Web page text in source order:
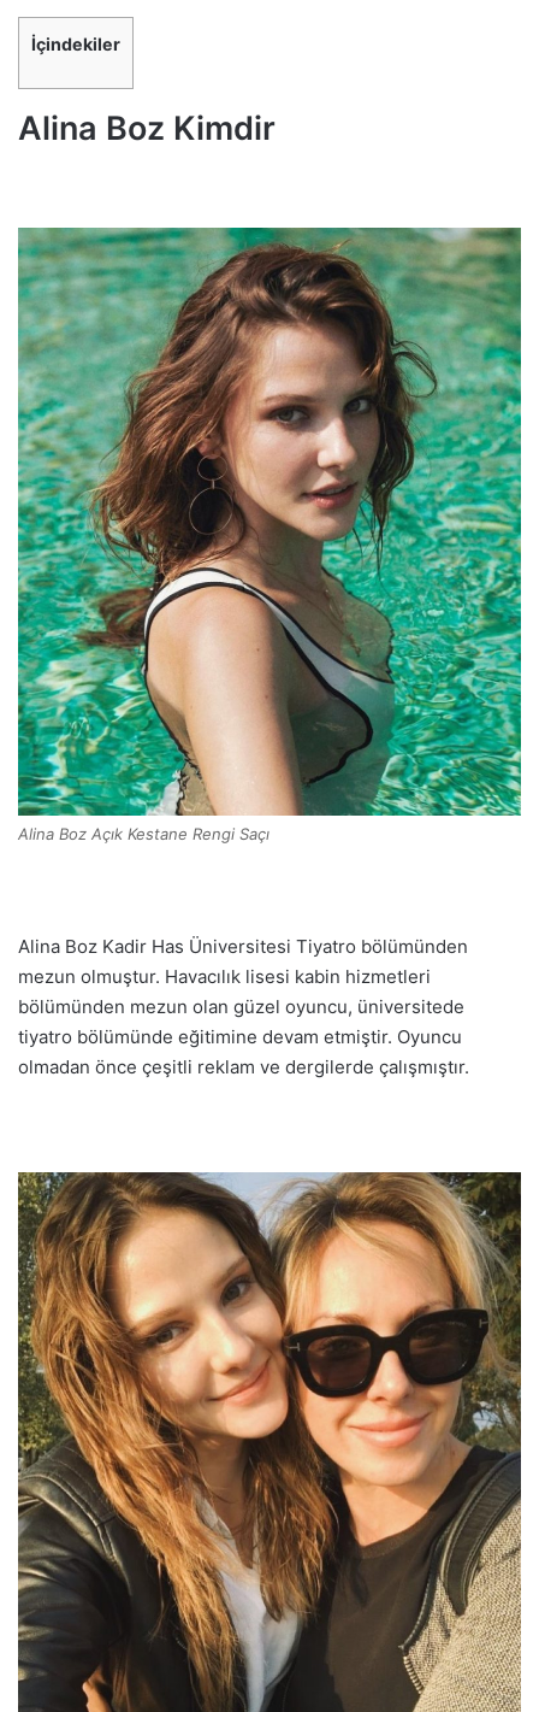
İçindekiler
Alina Boz Kimdir
Alina Boz Açık Kestane Rengi Saçı
Alina Boz Kadir Has Üniversitesi Tiyatro bölümünden
mezun olmuştur. Havacılık lisesi kabin hizmetleri
bölümünden mezun olan güzel oyuncu, üniversitede
tiyatro bölümünde eğitimine devam etmiştir. Oyuncu
olmadan önce çeşitli reklam ve dergilerde çalışmıştır.